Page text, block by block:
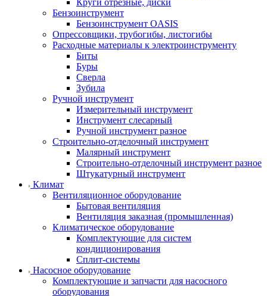
Круги отрезные, диски
Бензоинструмент
Бензоинструмент OASIS
Опрессовщики, трубогибы, листогибы
Расходные материалы к электроинструменту
Биты
Буры
Сверла
Зубила
Ручной инструмент
Измерительный инструмент
Инструмент слесарный
Ручной инструмент разное
Строительно-отделочный инструмент
Малярный инструмент
Строительно-отделочный инструмент разное
Штукатурный инструмент
Климат
Вентиляционное оборудование
Бытовая вентиляция
Вентиляция заказная (промышленная)
Климатическое оборудование
Комплектующие для систем
кондиционирования
Сплит-системы
Насосное оборудование
Комплектующие и запчасти для насосного
оборудования